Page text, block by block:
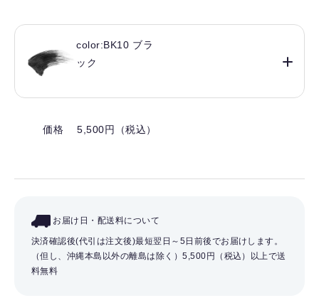
color:BK10 ブラ
ック
価格 5,500円（税込）
お届け日・配送料について
決済確認後(代引は注文後)最短翌日～5日前後でお届けします。
（但し、沖縄本島以外の離島は除く）5,500円（税込）以上で送
料無料